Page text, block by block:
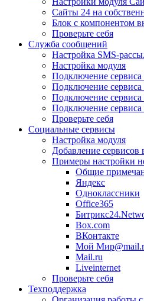
Сайты 24 на
Блок с компонентом
Проверьте себя
Служба сообщений
Настройка SMS-
Настройка модуля
Подключение
Подключение
Подключение сервиса
Подключение
Проверьте себя
Социальные сервисы
Настройка модуля
Добавление сервисов
Примеры настройки
Общие
Яндекс
Одноклассники
Office365
Box.com
ВКонтакте
Мой
Mail.ru
Liveinternet
Проверьте себя
Техподдержка